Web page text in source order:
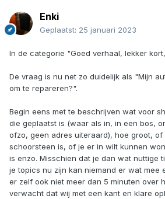
Enki
Geplaatst: 25 januari 2023
In de categorie "Goed verhaal, lekker
De vraag is nu net zo duidelijk als "Mijn
om te repareren?".
Begin eens met te beschrijven wat voor
die geplaatst is (waar als in, in een bos,
ofzo, geen adres uiteraard), hoe groot,
schoorsteen is, of je er in wilt kunnen
is enzo. Misschien dat je dan wat nuttige
je topics nu zijn kan niemand er wat mee
er zelf ook niet meer dan 5 minuten over
verwacht dat wij met een kant en klare